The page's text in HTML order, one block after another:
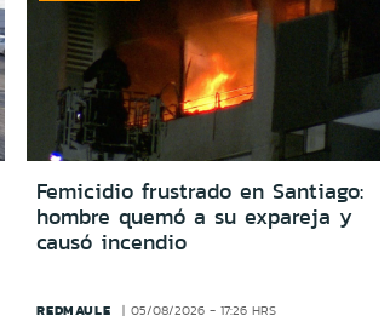
Femicidio frustrado en Santiago:
hombre quemó a su expareja y
causó incendio
REDMAULE 05/08/2026 - 17:26 HRS